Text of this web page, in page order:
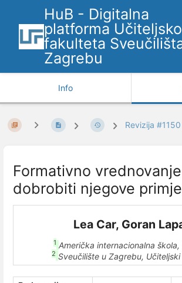
HuB - Digitalna
platforma
fakulteta
Zagrebu
Info
Revizija
Formativno
dobrobiti njegove
Lea Car, Goran
1 Američka internacionalna
2 Sveučilište u Zagrebu,